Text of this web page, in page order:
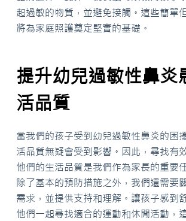
起過敏的物質，並避免接觸。這些簡單
將為家庭照護奠定堅實的基礎。
提升幼兒過敏性鼻炎
活品質
當我們的孩子受到幼兒過敏性鼻炎的困
活品質無疑會受到影響。因此，尋找有
他們的生活品質是我們作為家長的重要
除了基本的預防措施之外，我們還需要
需求，並提供支持和理解。讓孩子感到
他們一起尋找適合的運動和休閒活動，